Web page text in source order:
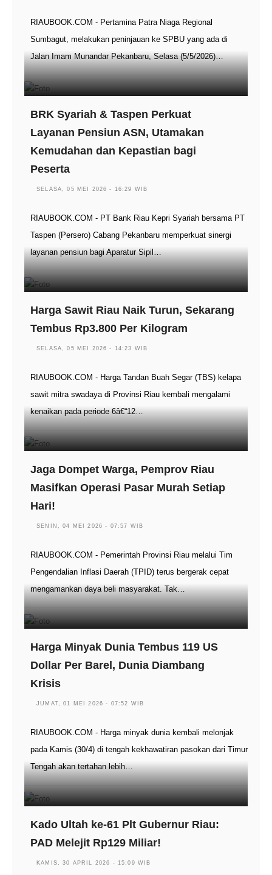
RIAUBOOK.COM - Pertamina Patra Niaga Regional
Sumbagut, melakukan peninjauan ke SPBU yang ada di
Jalan Imam Munandar Pekanbaru, Selasa (5/5/2026)…
BRK Syariah & Taspen Perkuat
Layanan Pensiun ASN, Utamakan
Kemudahan dan Kepastian bagi
Peserta
SELASA, 05 MEI 2026 - 16:29 WIB
RIAUBOOK.COM - PT Bank Riau Kepri Syariah bersama PT
Taspen (Persero) Cabang Pekanbaru memperkuat sinergi
layanan pensiun bagi Aparatur Sipil…
Harga Sawit Riau Naik Turun, Sekarang
Tembus Rp3.800 Per Kilogram
SELASA, 05 MEI 2026 - 14:23 WIB
RIAUBOOK.COM - Harga Tandan Buah Segar (TBS) kelapa
sawit mitra swadaya di Provinsi Riau kembali mengalami
kenaikan pada periode 6â€“12…
Jaga Dompet Warga, Pemprov Riau
Masifkan Operasi Pasar Murah Setiap
Hari!
SENIN, 04 MEI 2026 - 07:57 WIB
RIAUBOOK.COM - Pemerintah Provinsi Riau melalui Tim
Pengendalian Inflasi Daerah (TPID) terus bergerak cepat
mengamankan daya beli masyarakat. Tak…
Harga Minyak Dunia Tembus 119 US
Dollar Per Barel, Dunia Diambang
Krisis
JUMAT, 01 MEI 2026 - 07:52 WIB
RIAUBOOK.COM - Harga minyak dunia kembali melonjak
pada Kamis (30/4) di tengah kekhawatiran pasokan dari Timur
Tengah akan tertahan lebih…
Kado Ultah ke-61 Plt Gubernur Riau:
PAD Melejit Rp129 Miliar!
KAMIS, 30 APRIL 2026 - 15:09 WIB